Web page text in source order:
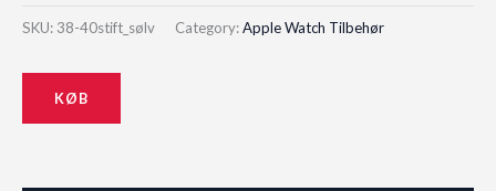
SKU: 38-40stift_sølv Category:Apple Watch Tilbehør
KØB